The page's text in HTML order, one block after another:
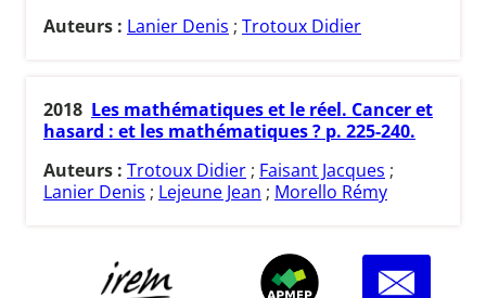
Auteurs : Lanier Denis ; Trotoux Didier
2018 Les mathématiques et le réel. Cancer et
hasard : et les mathématiques ? p. 225-240.
Auteurs : Trotoux Didier ; Faisant Jacques ;
Lanier Denis ; Lejeune Jean ; Morello Rémy